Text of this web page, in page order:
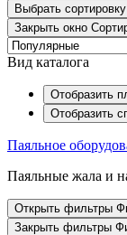
Выбрать
Закрыть окно
Вид каталога
Отобразить
Отобразить
Паяльное
Паяльные жала и
Открыть фильтры
Закрыть фильтры